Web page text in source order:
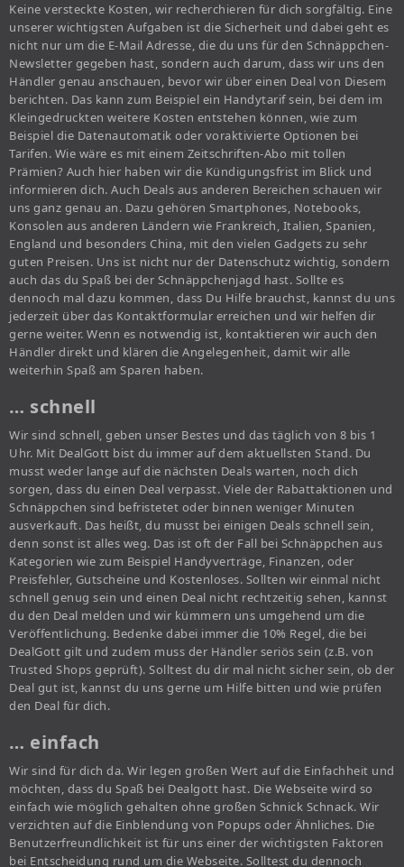
Keine versteckte Kosten, wir recherchieren für dich sorgfältig. Eine
unserer wichtigsten Aufgaben ist die Sicherheit und dabei geht es
nicht nur um die E-Mail Adresse, die du uns für den Schnäppchen-
Newsletter gegeben hast, sondern auch darum, dass wir uns den
Händler genau anschauen, bevor wir über einen Deal von Diesem
berichten. Das kann zum Beispiel ein Handytarif sein, bei dem im
Kleingedruckten weitere Kosten entstehen können, wie zum
Beispiel die Datenautomatik oder voraktivierte Optionen bei
Tarifen. Wie wäre es mit einem Zeitschriften-Abo mit tollen
Prämien? Auch hier haben wir die Kündigungsfrist im Blick und
informieren dich. Auch Deals aus anderen Bereichen schauen wir
uns ganz genau an. Dazu gehören Smartphones, Notebooks,
Konsolen aus anderen Ländern wie Frankreich, Italien, Spanien,
England und besonders China, mit den vielen Gadgets zu sehr
guten Preisen. Uns ist nicht nur der Datenschutz wichtig, sondern
auch das du Spaß bei der Schnäppchenjagd hast. Sollte es
dennoch mal dazu kommen, dass Du Hilfe brauchst, kannst du uns
jederzeit über das Kontaktformular erreichen und wir helfen dir
gerne weiter. Wenn es notwendig ist, kontaktieren wir auch den
Händler direkt und klären die Angelegenheit, damit wir alle
weiterhin Spaß am Sparen haben.
… schnell
Wir sind schnell, geben unser Bestes und das täglich von 8 bis 1
Uhr. Mit DealGott bist du immer auf dem aktuellsten Stand. Du
musst weder lange auf die nächsten Deals warten, noch dich
sorgen, dass du einen Deal verpasst. Viele der Rabattaktionen und
Schnäppchen sind befristetet oder binnen weniger Minuten
ausverkauft. Das heißt, du musst bei einigen Deals schnell sein,
denn sonst ist alles weg. Das ist oft der Fall bei Schnäppchen aus
Kategorien wie zum Beispiel Handyverträge, Finanzen, oder
Preisfehler, Gutscheine und Kostenloses. Sollten wir einmal nicht
schnell genug sein und einen Deal nicht rechtzeitig sehen, kannst
du den Deal melden und wir kümmern uns umgehend um die
Veröffentlichung. Bedenke dabei immer die 10% Regel, die bei
DealGott gilt und zudem muss der Händler seriös sein (z.B. von
Trusted Shops geprüft). Solltest du dir mal nicht sicher sein, ob der
Deal gut ist, kannst du uns gerne um Hilfe bitten und wie prüfen
den Deal für dich.
… einfach
Wir sind für dich da. Wir legen großen Wert auf die Einfachheit und
möchten, dass du Spaß bei Dealgott hast. Die Webseite wird so
einfach wie möglich gehalten ohne großen Schnick Schnack. Wir
verzichten auf die Einblendung von Popups oder Ähnliches. Die
Benutzerfreundlichkeit ist für uns einer der wichtigsten Faktoren
bei Entscheidung rund um die Webseite. Solltest du dennoch